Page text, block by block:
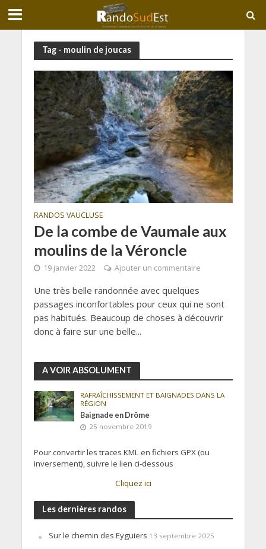
Tag - moulin de joucas
RANDOS VAUCLUSE
De la combe de Vaumale aux
moulins de la Véroncle
19 janvier 2022 Ajouter un commentaire
Une très belle randonnée avec quelques
passages inconfortables pour ceux qui ne sont
pas habitués. Beaucoup de choses à découvrir
donc à faire sur une belle...
A VOIR ABSOLUMENT
RAFRAÎCHISSEMENT ET BAIGNADES DANS LA
RÉGION
Baignade en Drôme
25 novembre 2019
Pour convertir les traces KML en fichiers GPX (ou
inversement), suivre le lien ci-dessous
Cliquez ici
Les dernières randos
Sur le chemin des Eyguiers 13 septembre 2025